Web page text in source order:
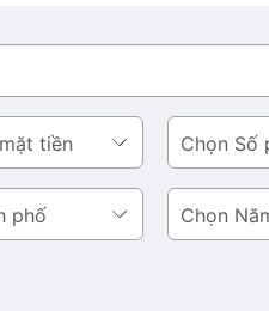
Số
phòng
ngủ
Năm
thực